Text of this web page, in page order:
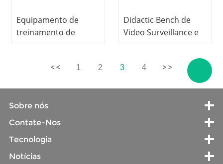
Equipamento de
treinamento de
Didactic Bench de
Video Surveillance e
Education Equipment
For School Lab
1 2 3 4
Sobre nós
Contate-Nos
Tecnologia
Notícias